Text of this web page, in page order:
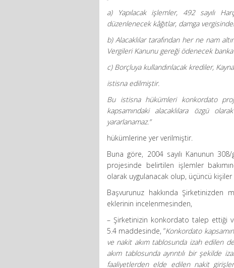
a) Yapılacak işlemler, 492 sayılı
düzenlenecek kâğıtlar, damga
b) Alacaklılar tarafından her ne nam
Vergileri Kanunu gereği ödenecek
c) Borçluya kullandırılacak krediler,
istisna edilmiştir.
Bu istisna hükümleri konkordato
kapsamındaki alacaklılara özgü
yararlanamaz.”
hükümlerine yer verilmiştir.
Buna göre, 2004 sayılı Kanunun
projesinde belirtilen işlemler
olarak uygulanacak olup, üçüncü
Başvurunuz hakkında
eklerinin incelenmesinden,
– Şirketinizin konkordato talep ettiği
5.4 maddesinde, “Konkordato
ve nakit akım tablosunda izah edilen
akım tablosunda ayrıntılı bir şekilde
faaliyetlerden elde edilen nakit